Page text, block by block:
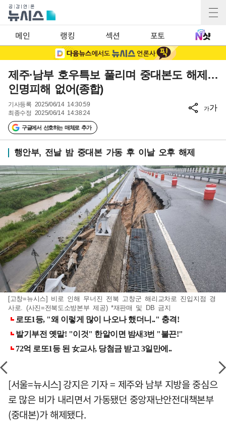
메인 랭킹 섹션 포토
제주·남부 호우특보 풀리며 중대본도 해제…
인명피해 없어(종합)
기사등록 2025/06/14 14:30:59
최종수정 2025/06/14 14:38:24
구글에서 선호하는 매체로 추가
가가
행안부, 전날 밤 중대본 가동 후 이날 오후 해제
[고창=뉴시스] 비로 인해 무너진 전북 고창군 해리교차로 진입지점 경
사로. (사진=전북도소방본부 제공) *재판매 및 DB 금지
[서울=뉴시스] 강지은 기자 = 제주와 남부 지방을 중심으
로 많은 비가 내리면서 가동됐던 중앙재난안전대책본부
(중대본)가 해제됐다.